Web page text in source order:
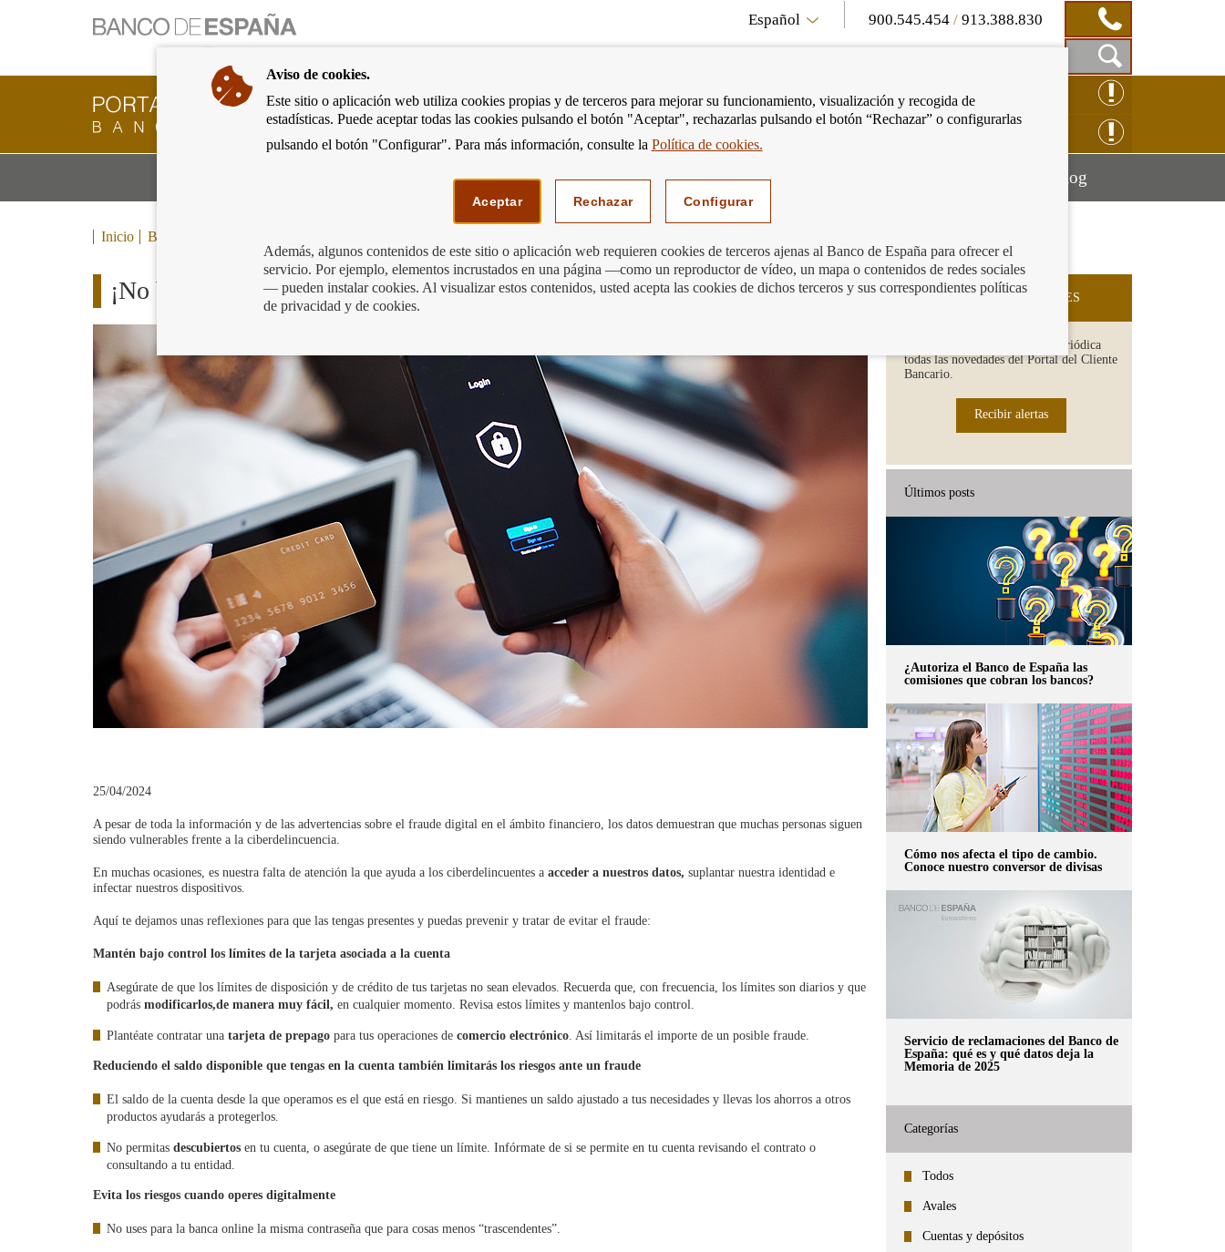
Ir
a
página
de
inicio
del
Español 900.545.454 /913.388.830
Mostrar
Caja
de
Búsqueda
Cliente
Bancario
Banco
ir
a
RECLAMACIÓN ONLINE
Podemos ayudarte Mostrar
menú
BlogMostrar
Inicio Blog
¡No bajes la guardia ante el fraude!
25/04/2024
A pesar de toda la información y de las advertencias sobre el fraude digital en el ámbito financiero, los datos demuestran que muchas personas siguen
siendo vulnerables frente a la ciberdelincuencia.
En muchas ocasiones, es nuestra falta de atención la que ayuda a los ciberdelincuentes a acceder a nuestros datos, suplantar nuestra identidad e
infectar nuestros dispositivos.
Aquí te dejamos unas reflexiones para que las tengas presentes y puedas prevenir y tratar de evitar el fraude:
Mantén bajo control los límites de la tarjeta asociada a la cuenta
Asegúrate de que los límites de disposición y de crédito de tus tarjetas no sean elevados. Recuerda que, con frecuencia, los límites son diarios y que
podrás modificarlos,de manera muy fácil, en cualquier momento. Revisa estos límites y mantenlos bajo control.
Plantéate contratar una tarjeta de prepago para tus operaciones de comercio electrónico. Así limitarás el importe de un posible fraude.
Reduciendo el saldo disponible que tengas en la cuenta también limitarás los riesgos ante un fraude
El saldo de la cuenta desde la que operamos es el que está en riesgo. Si mantienes un saldo ajustado a tus necesidades y llevas los ahorros a otros
productos ayudarás a protegerlos.
No permitas descubiertos en tu cuenta, o asegúrate de que tiene un límite. Infórmate de si se permite en tu cuenta revisando el contrato o
consultando a tu entidad.
Evita los riesgos cuando operes digitalmente
No uses para la banca online la misma contraseña que para cosas menos “trascendentes”.
SUSCRIPCIÓN A NOVEDADES
Recibe en tu email de forma periódica
todas las novedades del Portal del Cliente
Bancario.
Recibir alertas
Últimos posts
¿Autoriza el Banco de España las
comisiones que cobran los bancos?
Cómo nos afecta el tipo de cambio.
Conoce nuestro conversor de divisas
Servicio de reclamaciones del Banco de
España: qué es y qué datos deja la
Memoria de 2025
Categorías
Todos
Avales
Cuentas y depósitos
Aviso de cookies.
Este sitio o aplicación web utiliza cookies propias y de terceros para mejorar su funcionamiento, visualización y recogida de
estadísticas. Puede aceptar todas las cookies pulsando el botón "Aceptar", rechazarlas pulsando el botón “Rechazar” o configurarlas
pulsando el botón "Configurar". Para más información, consulte la Política de cookies.
Aceptar Rechazar Configurar
Además, algunos contenidos de este sitio o aplicación web requieren cookies de terceros ajenas al Banco de España para ofrecer el
servicio. Por ejemplo, elementos incrustados en una página —como un reproductor de vídeo, un mapa o contenidos de redes sociales
— pueden instalar cookies. Al visualizar estos contenidos, usted acepta las cookies de dichos terceros y sus correspondientes políticas
de privacidad y de cookies.